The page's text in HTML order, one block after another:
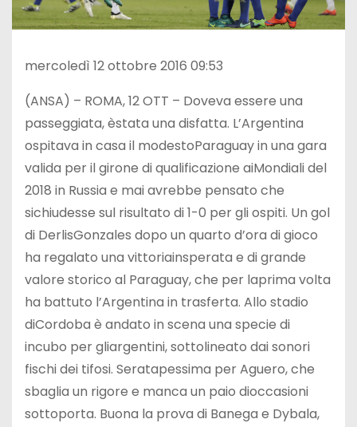
mercoledì 12 ottobre 2016 09:53
(ANSA) – ROMA, 12 OTT – Doveva essere una
passeggiata, èstata una disfatta. L’Argentina
ospitava in casa il modestoParaguay in una gara
valida per il girone di qualificazione aiMondiali del
2018 in Russia e mai avrebbe pensato che
sichiudesse sul risultato di 1-0 per gli ospiti. Un gol
di DerlisGonzales dopo un quarto d’ora di gioco
ha regalato una vittoriainsperata e di grande
valore storico al Paraguay, che per laprima volta
ha battuto l’Argentina in trasferta. Allo stadio
diCordoba è andato in scena una specie di
incubo per gliargentini, sottolineato dai sonori
fischi dei tifosi. Seratapessima per Aguero, che
sbaglia un rigore e manca un paio dioccasioni
sottoporta. Buona la prova di Banega e Dybala,